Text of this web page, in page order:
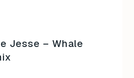
Jesse – Whale